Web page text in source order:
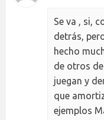
Se va , si,
detrás,
hecho
de otros
juegan y
que
ejemplos